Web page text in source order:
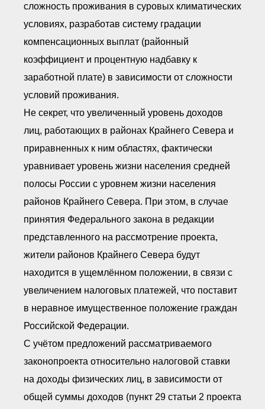
сложность проживания в суровых климатических
условиях, разработав систему градации
компенсационных выплат (районный
коэффициент и процентную надбавку к
заработной плате) в зависимости от сложности
условий проживания.
Не секрет, что увеличенный уровень доходов
лиц, работающих в районах Крайнего Севера и
приравненных к ним областях, фактически
уравнивает уровень жизни населения средней
полосы России с уровнем жизни населения
районов Крайнего Севера. При этом, в случае
принятия Федерального закона в редакции
представленного на рассмотрение проекта,
жители районов Крайнего Севера будут
находится в ущемлённом положении, в связи с
увеличением налоговых платежей, что поставит
в неравное имущественное положение граждан
Российской Федерации.
С учётом предложений рассматриваемого
законопроекта относительно налоговой ставки
на доходы физических лиц, в зависимости от
общей суммы доходов (пункт 29 статьи 2 проекта